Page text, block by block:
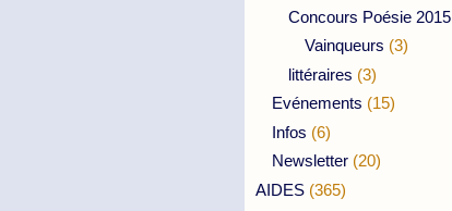
Concours Poésie 2015
Vainqueurs (3)
littéraires (3)
Evénements (15)
Infos (6)
Newsletter (20)
AIDES (365)